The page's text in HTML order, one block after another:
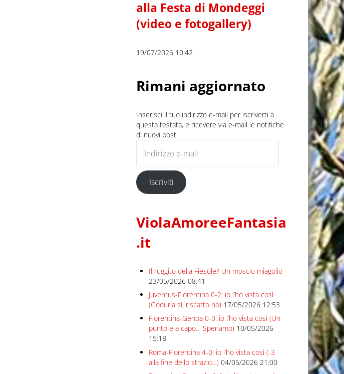
alla Festa di Mondeggi
(video e fotogallery)
19/07/2026 10:42
Rimani aggiornato
Inserisci il tuo indirizzo e-mail per iscriverti a
questa testata, e ricevere via e-mail le notifiche
di nuovi post.
Iscriviti
ViolaAmoreeFantasia
.it
Il ruggito della Fiesole? Un moscio miagolio
23/05/2026 08:41
Juventus-Fiorentina 0-2: io l’ho vista così
(Goduria sì, riscatto no) 17/05/2026 12:53
Fiorentina-Genoa 0-0: io l’ho vista così (Un
punto e a capo… Speriamo) 10/05/2026
15:18
Roma-Fiorentina 4-0: io l’ho vista così (-3
alla fine dello strazio…) 04/05/2026 21:00